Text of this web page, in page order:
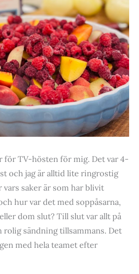
för TV-hösten för mig. Det var 4-
och jag är alltid lite ringrostig
vars saker är som har blivit
hur var det med soppåsarna,
dom slut? Till slut var allt på
rolig sändning tillsammans. Det
med hela teamet efter